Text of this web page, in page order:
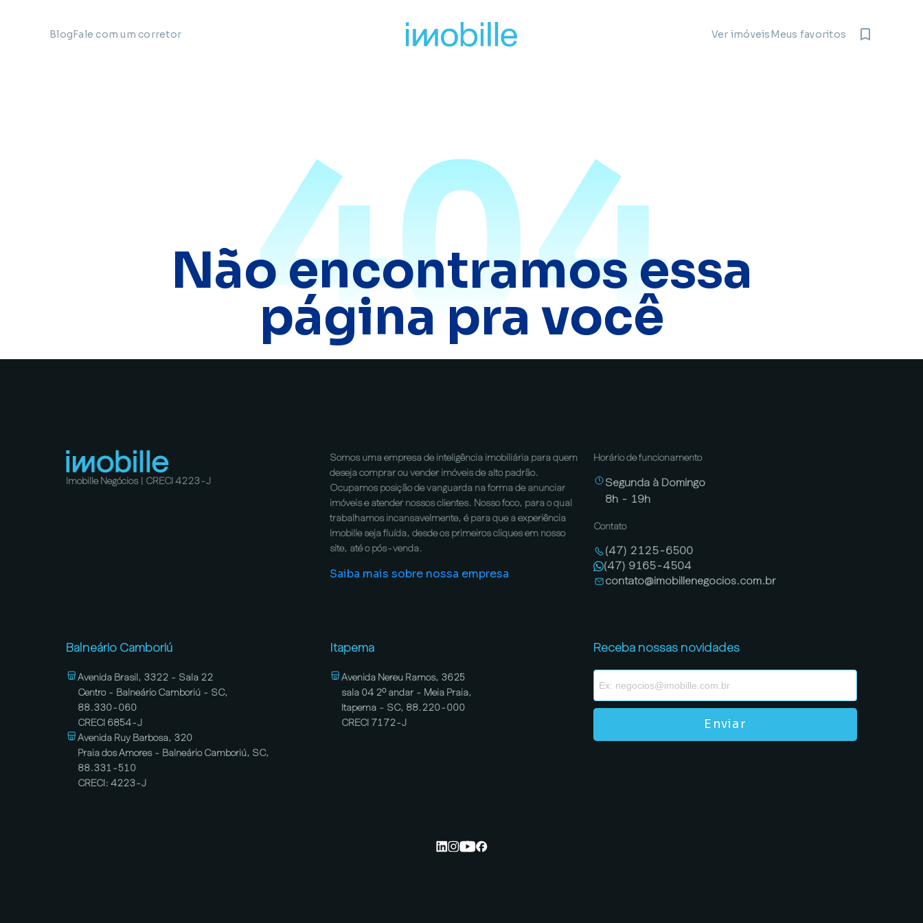
BlogFale com um corretor Ver imóveisMeus favoritos
404
Não encontramos essa
página pra você
Imobille Negócios | CRECI 4223-J
Somos uma empresa de inteligência imobiliária para quem
deseja comprar ou vender imóveis de alto padrão.
Ocupamos posição de vanguarda na forma de anunciar
imóveis e atender nossos clientes. Nosso foco, para o qual
trabalhamos incansavelmente, é para que a experiência
Imobille seja fluída, desde os primeiros cliques em nosso
site, até o pós-venda.
Saiba mais sobre nossa empresa
Horário de funcionamento
Segunda à Domingo
8h - 19h
Contato
(47) 2125-6500
(47) 9165-4504
contato@imobillenegocios.com.br
Balneário Camboriú
Avenida Brasil, 3322 - Sala 22
Centro - Balneário Camboriú - SC,
88.330-060
CRECI 6854-J
Avenida Ruy Barbosa, 320
Praia dos Amores - Balneário Camboriú, SC,
88.331-510
CRECI: 4223-J
Itapema
Avenida Nereu Ramos, 3625
sala 04 2º andar - Meia Praia,
Itapema - SC, 88.220-000
CRECI 7172-J
Receba nossas novidades
Enviar